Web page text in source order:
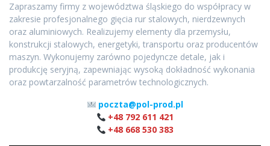
Zapraszamy firmy z województwa śląskiego do współpracy w
zakresie profesjonalnego gięcia rur stalowych, nierdzewnych
oraz aluminiowych. Realizujemy elementy dla przemysłu,
konstrukcji stalowych, energetyki, transportu oraz producentów
maszyn. Wykonujemy zarówno pojedyncze detale, jak i
produkcję seryjną, zapewniając wysoką dokładność wykonania
oraz powtarzalność parametrów technologicznych.
poczta@pol-prod.pl
+48 792 611 421
+48 668 530 383